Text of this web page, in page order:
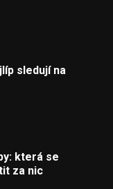
sledují na
která se
za nic